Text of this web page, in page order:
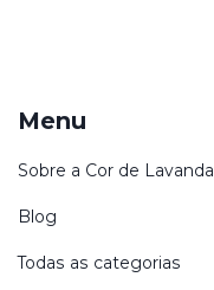
Menu
Sobre a Cor de Lavanda
Blog
Todas as categorias